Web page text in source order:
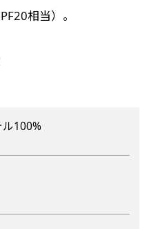
相当）。
100%